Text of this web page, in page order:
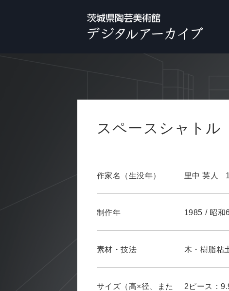
スペースシャトル
作家名（生没年） 里中 英人
制作年 1985 / 昭和
素材・技法 木・樹脂粘
サイズ（高×径、また
2ピース：